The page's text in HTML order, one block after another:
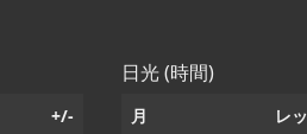
+/-
日光 (時間)
月 レ